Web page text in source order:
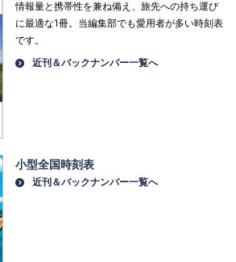
情報量と携帯性を兼ね備え、旅先への持ち運び
に最適な1冊。当編集部でも愛用者が多い時刻表
です。
近刊＆バックナンバー一覧へ
小型全国時刻表
近刊＆バックナンバー一覧へ